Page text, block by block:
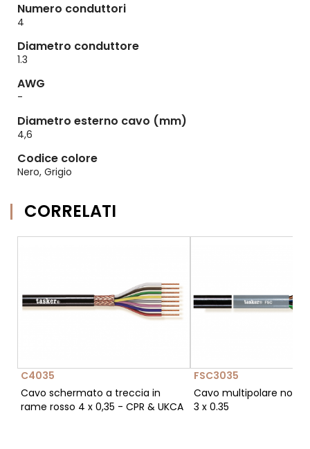
Numero conduttori
4
Diametro conduttore
1.3
AWG
-
Diametro esterno cavo (mm)
4,6
Codice colore
Nero, Grigio
CORRELATI
C4035
Cavo schermato a treccia in
rame rosso 4 x 0,35 - CPR & UKCA
FSC3035
Cavo multipolare non
3 x 0.35